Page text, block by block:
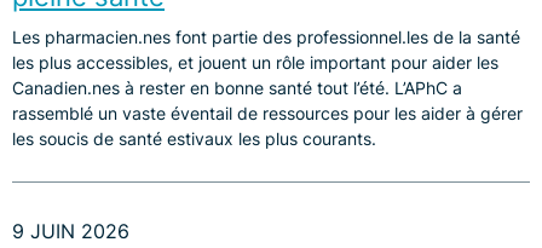
Les pharmacien.nes font partie des professionnel.les de la santé
les plus accessibles, et jouent un rôle important pour aider les
Canadien.nes à rester en bonne santé tout l’été. L’APhC a
rassemblé un vaste éventail de ressources pour les aider à gérer
les soucis de santé estivaux les plus courants.
9 JUIN 2026